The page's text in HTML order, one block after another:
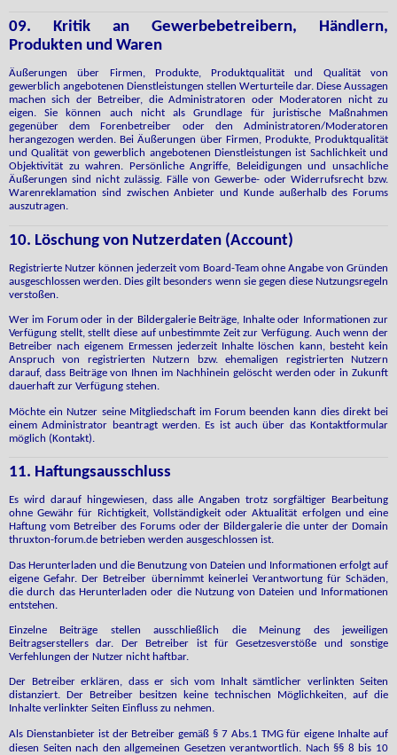
09. Kritik an Gewerbebetreibern, Händlern,
Produkten und Waren
Äußerungen über Firmen, Produkte, Produktqualität und Qualität von
gewerblich angebotenen Dienstleistungen stellen Werturteile dar. Diese Aussagen
machen sich der Betreiber, die Administratoren oder Moderatoren nicht zu
eigen. Sie können auch nicht als Grundlage für juristische Maßnahmen
gegenüber dem Forenbetreiber oder den Administratoren/Moderatoren
herangezogen werden. Bei Äußerungen über Firmen, Produkte, Produktqualität
und Qualität von gewerblich angebotenen Dienstleistungen ist Sachlichkeit und
Objektivität zu wahren. Persönliche Angriffe, Beleidigungen und unsachliche
Äußerungen sind nicht zulässig. Fälle von Gewerbe- oder Widerrufsrecht bzw.
Warenreklamation sind zwischen Anbieter und Kunde außerhalb des Forums
auszutragen.
10. Löschung von Nutzerdaten (Account)
Registrierte Nutzer können jederzeit vom Board-Team ohne Angabe von Gründen
ausgeschlossen werden. Dies gilt besonders wenn sie gegen diese Nutzungsregeln
verstoßen.
Wer im Forum oder in der Bildergalerie Beiträge, Inhalte oder Informationen zur
Verfügung stellt, stellt diese auf unbestimmte Zeit zur Verfügung. Auch wenn der
Betreiber nach eigenem Ermessen jederzeit Inhalte löschen kann, besteht kein
Anspruch von registrierten Nutzern bzw. ehemaligen registrierten Nutzern
darauf, dass Beiträge von Ihnen im Nachhinein gelöscht werden oder in Zukunft
dauerhaft zur Verfügung stehen.
Möchte ein Nutzer seine Mitgliedschaft im Forum beenden kann dies direkt bei
einem Administrator beantragt werden. Es ist auch über das Kontaktformular
möglich (Kontakt).
11. Haftungsausschluss
Es wird darauf hingewiesen, dass alle Angaben trotz sorgfältiger Bearbeitung
ohne Gewähr für Richtigkeit, Vollständigkeit oder Aktualität erfolgen und eine
Haftung vom Betreiber des Forums oder der Bildergalerie die unter der Domain
thruxton-forum.de betrieben werden ausgeschlossen ist.
Das Herunterladen und die Benutzung von Dateien und Informationen erfolgt auf
eigene Gefahr. Der Betreiber übernimmt keinerlei Verantwortung für Schäden,
die durch das Herunterladen oder die Nutzung von Dateien und Informationen
entstehen.
Einzelne Beiträge stellen ausschließlich die Meinung des jeweiligen
Beitragserstellers dar. Der Betreiber ist für Gesetzesverstöße und sonstige
Verfehlungen der Nutzer nicht haftbar.
Der Betreiber erklären, dass er sich vom Inhalt sämtlicher verlinkten Seiten
distanziert. Der Betreiber besitzen keine technischen Möglichkeiten, auf die
Inhalte verlinkter Seiten Einfluss zu nehmen.
Als Dienstanbieter ist der Betreiber gemäß § 7 Abs.1 TMG für eigene Inhalte auf
diesen Seiten nach den allgemeinen Gesetzen verantwortlich. Nach §§ 8 bis 10